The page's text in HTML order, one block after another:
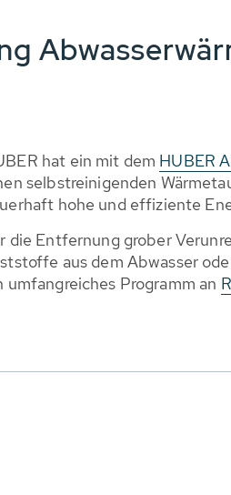
hat ein mit dem HUBER
selbstreinigenden
hohe und effiziente
die Entfernung grober
aus dem Abwasser
umfangreiches Programm an